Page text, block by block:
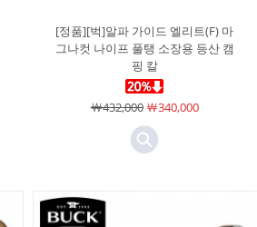
[정품][벅]알파 가이드 엘리트(F) 마
그나컷 나이프 풀탱 소장용 등산 캠
핑 칼
￦432,000￦340,000